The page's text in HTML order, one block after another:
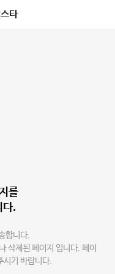
타
를
다.
합니다.
삭제된 페이지 입니다. 페이
시기 바랍니다.